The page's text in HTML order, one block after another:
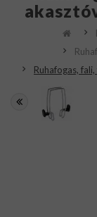
Ruhafogas,